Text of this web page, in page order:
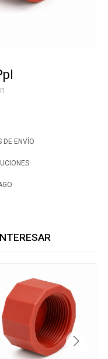
DE ENVÍO